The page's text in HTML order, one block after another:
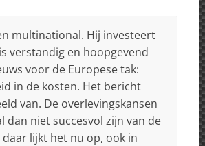
multinational. Hij investeert
verstandig en hoopgevend
voor de Europese tak:
in de kosten. Het bericht
van. De overlevingskansen
niet succesvol zijn van de
lijkt het nu op, ook in